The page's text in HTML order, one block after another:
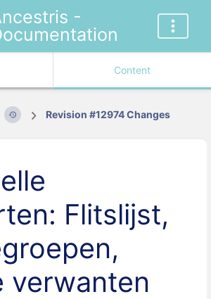
-
Content
Revision #12974 Changes
Flitslijst,
verwanten